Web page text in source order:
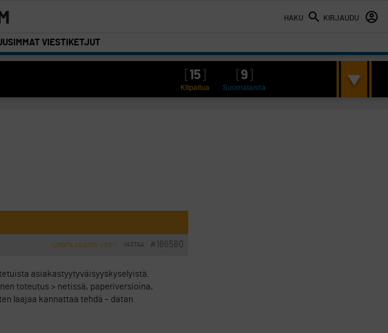
HAKU KIRJAUDU
VIESTIKETJUT
15 9
Kilpailua Suomalaista
#186580
VASTAA
ILMOITA ASIATON VIESTI
asiakastyytyväisyyskyselyistä.
toteutus > netissä, paperiversioina,
laajaa kannattaa tehdä – datan